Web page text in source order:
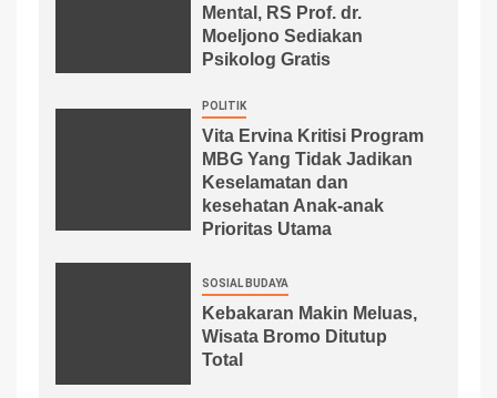
Mental, RS Prof. dr.
Moeljono Sediakan
Psikolog Gratis
POLITIK
Vita Ervina Kritisi Program
MBG Yang Tidak Jadikan
Keselamatan dan
kesehatan Anak-anak
Prioritas Utama
SOSIAL BUDAYA
Kebakaran Makin Meluas,
Wisata Bromo Ditutup
Total